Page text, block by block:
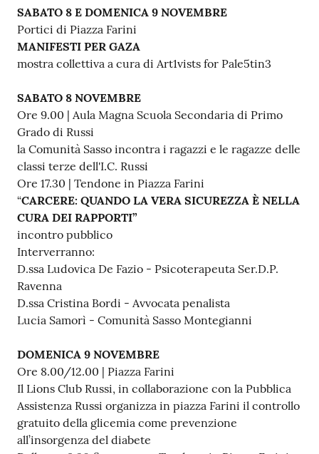
SABATO 8 E DOMENICA 9 NOVEMBRE
Portici di Piazza Farini
MANIFESTI PER GAZA
mostra collettiva a cura di Art1vists for Pale5tin3
SABATO 8 NOVEMBRE
Ore 9.00 | Aula Magna Scuola Secondaria di Primo
Grado di Russi
la Comunità Sasso incontra i ragazzi e le ragazze delle
classi terze dell'I.C. Russi
Ore 17.30 | Tendone in Piazza Farini
“CARCERE: QUANDO LA VERA SICUREZZA È NELLA
CURA DEI RAPPORTI”
incontro pubblico
Interverranno:
D.ssa Ludovica De Fazio - Psicoterapeuta Ser.D.P.
Ravenna
D.ssa Cristina Bordi - Avvocata penalista
Lucia Samorì - Comunità Sasso Montegianni
DOMENICA 9 NOVEMBRE
Ore 8.00/12.00 | Piazza Farini
Il Lions Club Russi, in collaborazione con la Pubblica
Assistenza Russi organizza in piazza Farini il controllo
gratuito della glicemia come prevenzione
all’insorgenza del diabete